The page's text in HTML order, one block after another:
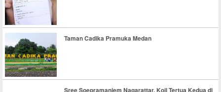
Taman Cadika Pramuka Medan
Sree Soepramaniem Nagarattar, Koil Tertua Kedua di